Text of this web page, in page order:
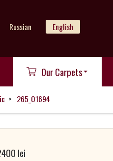
Russian English
Our Carpets
265_01694
lei